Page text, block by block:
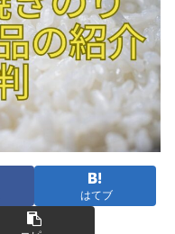
はてブ